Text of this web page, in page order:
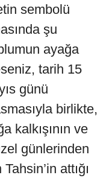
sembolü
şu
ayağa
tarih 15
günü
birlikte,
kalkışının ve
günlerinden
attığı